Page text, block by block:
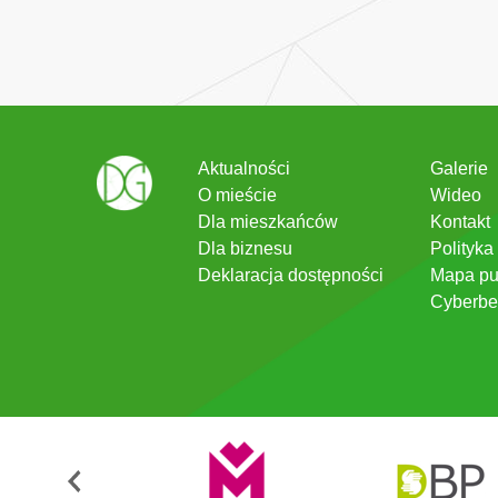
Aktualności
O mieście
Dla mieszkańców
Dla biznesu
Deklaracja dostępności
Galerie
Wideo
Kontakt
Mapa